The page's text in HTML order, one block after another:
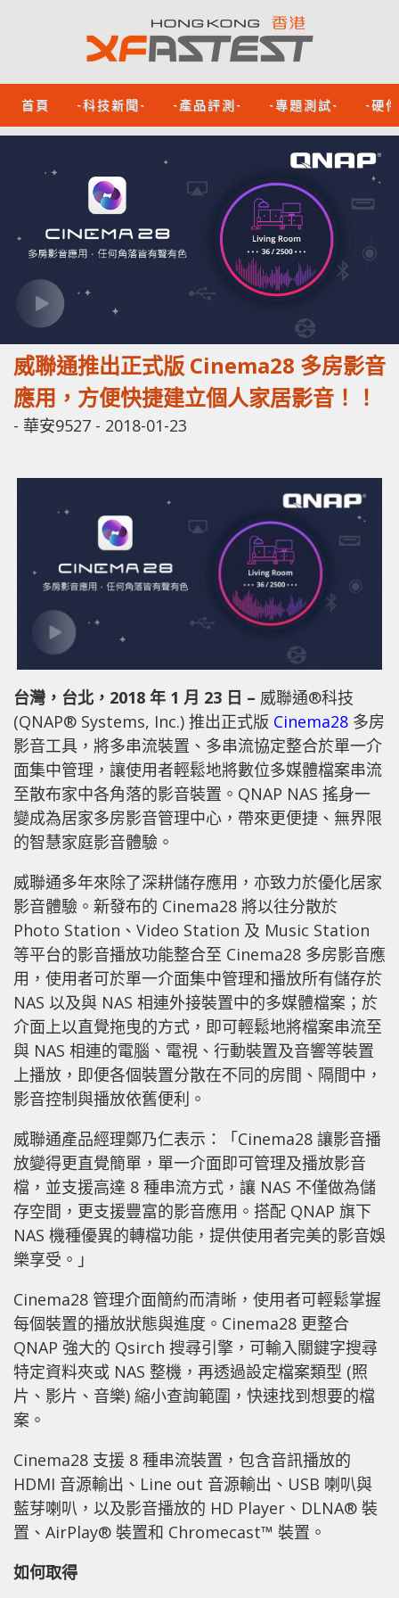
首頁 -科技新聞- -產品評測- -專題測試- -硬
威聯通推出正式版 Cinema28 多房影音
應用，方便快捷建立個人家居影音！！
- 華安9527 - 2018-01-23
台灣，台北， 2018 年 1 月 23 日 – 威聯通®科技
(QNAP® Systems, Inc.) 推出正式版 Cinema28 多房
影音工具，將多串流裝置、多串流協定整合於單一介
面集中管理，讓使用者輕鬆地將數位多媒體檔案串流
至散布家中各角落的影音裝置。QNAP NAS 搖身一
變成為居家多房影音管理中心，帶來更便捷、無界限
的智慧家庭影音體驗。
威聯通多年來除了深耕儲存應用，亦致力於優化居家
影音體驗。新發布的 Cinema28 將以往分散於
Photo Station、Video Station 及 Music Station
等平台的影音播放功能整合至 Cinema28 多房影音應
用，使用者可於單一介面集中管理和播放所有儲存於
NAS 以及與 NAS 相連外接裝置中的多媒體檔案；於
介面上以直覺拖曳的方式，即可輕鬆地將檔案串流至
與 NAS 相連的電腦、電視、行動裝置及音響等裝置
上播放，即便各個裝置分散在不同的房間、隔間中，
影音控制與播放依舊便利。
威聯通產品經理鄭乃仁表示：「Cinema28 讓影音播
放變得更直覺簡單，單一介面即可管理及播放影音
檔，並支援高達 8 種串流方式，讓 NAS 不僅做為儲
存空間，更支援豐富的影音應用。搭配 QNAP 旗下
NAS 機種優異的轉檔功能，提供使用者完美的影音娛
樂享受。」
Cinema28 管理介面簡約而清晰，使用者可輕鬆掌握
每個裝置的播放狀態與進度。Cinema28 更整合
QNAP 強大的 Qsirch 搜尋引擎，可輸入關鍵字搜尋
特定資料夾或 NAS 整機，再透過設定檔案類型 (照
片、影片、音樂) 縮小查詢範圍，快速找到想要的檔
案。
Cinema28 支援 8 種串流裝置，包含音訊播放的
HDMI 音源輸出、Line out 音源輸出、USB 喇叭與
藍芽喇叭，以及影音播放的 HD Player、DLNA® 裝
置、AirPlay® 裝置和 Chromecast™ 裝置。
如何取得